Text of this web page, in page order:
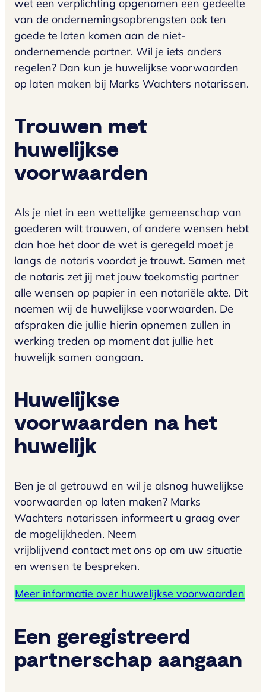
wet een verplichting opgenomen een gedeelte
van de ondernemingsopbrengsten ook ten
goede te laten komen aan de niet-
ondernemende partner. Wil je iets anders
regelen? Dan kun je huwelijkse voorwaarden
op laten maken bij Marks Wachters notarissen.
Trouwen met
huwelijkse
voorwaarden
Als je niet in een wettelijke gemeenschap van
goederen wilt trouwen, of andere wensen hebt
dan hoe het door de wet is geregeld moet je
langs de notaris voordat je trouwt. Samen met
de notaris zet jij met jouw toekomstig partner
alle wensen op papier in een notariële akte. Dit
noemen wij de huwelijkse voorwaarden. De
afspraken die jullie hierin opnemen zullen in
werking treden op moment dat jullie het
huwelijk samen aangaan.
Huwelijkse
voorwaarden na het
huwelijk
Ben je al getrouwd en wil je alsnog huwelijkse
voorwaarden op laten maken? Marks
Wachters notarissen informeert u graag over
de mogelijkheden. Neem
vrijblijvend contact met ons op om uw situatie
en wensen te bespreken.
Meer informatie over huwelijkse voorwaarden
Een geregistreerd
partnerschap aangaan